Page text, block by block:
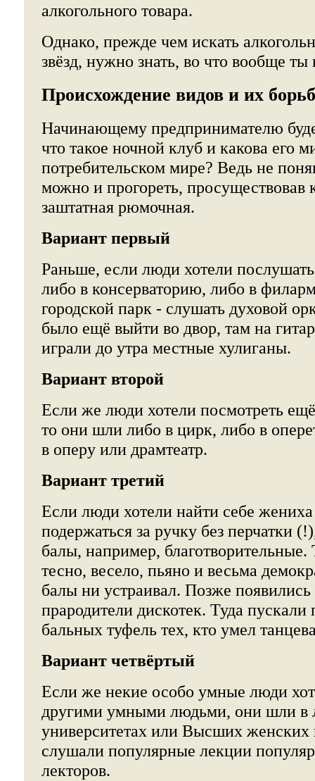
алкогольного товара.
Однако, прежде чем искать
звёзд, нужно знать, во что вообще ты
Происхождение видов и их
Начинающему предпринимателю
что такое ночной клуб и какова его
потребительском мире? Ведь не
можно и прогореть, просуществовав
заштатная рюмочная.
Вариант первый
Раньше, если люди хотели
либо в консерваторию, либо в
городской парк - слушать духовой
было ещё выйти во двор, там на
играли до утра местные хулиганы.
Вариант второй
Если же люди хотели посмотреть
то они шли либо в цирк, либо в
в оперу или драмтеатр.
Вариант третий
Если люди хотели найти себе
подержаться за ручку без перчатки
балы, например,
тесно, весело, пьяно и весьма
балы ни устраивал. Позже
прародители дискотек. Туда
бальных туфель тех, кто умел
Вариант четвёртый
Если же некие особо умные люди
другими умными людьми, они шли в
университетах или Высших женских
слушали популярные лекции
лекторов.